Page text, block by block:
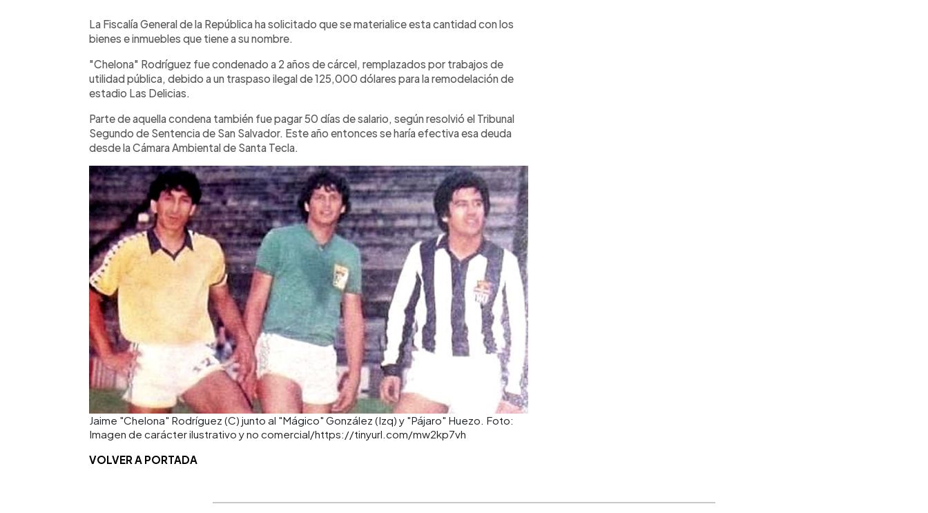
La Fiscalía General de la República ha solicitado que se materialice esta cantidad con los
bienes e inmuebles que tiene a su nombre.
"Chelona" Rodríguez fue condenado a 2 años de cárcel, remplazados por trabajos de
utilidad pública, debido a un traspaso ilegal de 125,000 dólares para la remodelación de
estadio Las Delicias.
Parte de aquella condena también fue pagar 50 días de salario, según resolvió el Tribunal
Segundo de Sentencia de San Salvador. Este año entonces se haría efectiva esa deuda
desde la Cámara Ambiental de Santa Tecla.
Jaime "Chelona" Rodríguez (C) junto al "Mágico" González (Izq) y "Pájaro" Huezo. Foto:
Imagen de carácter ilustrativo y no comercial/https://tinyurl.com/mw2kp7vh
VOLVER A PORTADA